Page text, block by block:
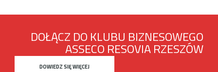
DOŁĄCZ DO KLUBU BIZNESOWEGO
ASSECO RESOVIA RZESZÓW
DOWIEDZ SIĘ WIĘCEJ